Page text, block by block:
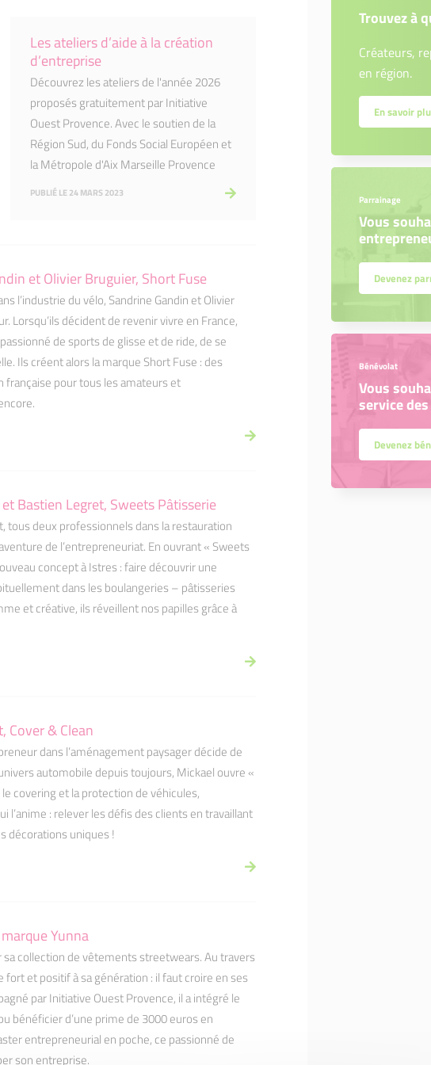
Les ateliers d’aide à la création
d’entreprise
Découvrez les ateliers de l'année 2026
proposés gratuitement par Initiative
Ouest Provence. Avec le soutien de la
Région Sud, du Fonds Social Européen et
la Métropole d'Aix Marseille Provence
PUBLIÉ LE 24 MARS 2023
et Olivier Bruguier, Short Fuse
l’industrie du vélo, Sandrine Gandin et Olivier
Lorsqu’ils décident de revenir vivre en France,
de sports de glisse et de ride, de se
Ils créent alors la marque Short Fuse : des
pour tous les amateurs et
Bastien Legret, Sweets Pâtisserie
tous deux professionnels dans la restauration
de l’entrepreneuriat. En ouvrant « Sweets
concept à Istres : faire découvrir une
dans les boulangeries – pâtisseries
et créative, ils réveillent nos papilles grâce à
Cover & Clean
dans l’aménagement paysager décide de
automobile depuis toujours, Mickael ouvre «
covering et la protection de véhicules,
l’anime : relever les défis des clients en travaillant
décorations uniques !
Yunna
collection de vêtements streetwears. Au travers
et positif à sa génération : il faut croire en ses
par Initiative Ouest Provence, il a intégré le
bénéficier d’une prime de 3000 euros en
entrepreneurial en poche, ce passionné de
son entreprise.
Trouvez à
Créateurs,
en région.
En savoir
Parrainage
Vous
Devenez
Bénévolat
Vous
service
Devenez